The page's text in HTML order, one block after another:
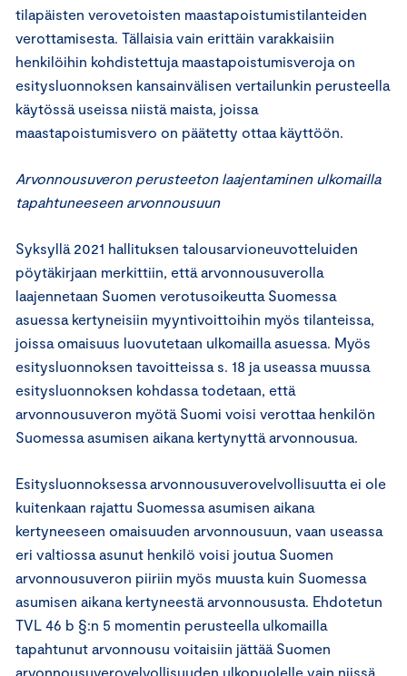
tilapäisten verovetoisten maastapoistumistilanteiden
verottamisesta. Tällaisia vain erittäin varakkaisiin
henkilöihin kohdistettuja maastapoistumisveroja on
esitysluonnoksen kansainvälisen vertailunkin perusteella
käytössä useissa niistä maista, joissa
maastapoistumisvero on päätetty ottaa käyttöön.
Arvonnousuveron perusteeton laajentaminen ulkomailla
tapahtuneeseen arvonnousuun
Syksyllä 2021 hallituksen talousarvioneuvotteluiden
pöytäkirjaan merkittiin, että arvonnousuverolla
laajennetaan Suomen verotusoikeutta Suomessa
asuessa kertyneisiin myyntivoittoihin myös tilanteissa,
joissa omaisuus luovutetaan ulkomailla asuessa. Myös
esitysluonnoksen tavoitteissa s. 18 ja useassa muussa
esitysluonnoksen kohdassa todetaan, että
arvonnousuveron myötä Suomi voisi verottaa henkilön
Suomessa asumisen aikana kertynyttä arvonnousua.
Esitysluonnoksessa arvonnousuverovelvollisuutta ei ole
kuitenkaan rajattu Suomessa asumisen aikana
kertyneeseen omaisuuden arvonnousuun, vaan useassa
eri valtiossa asunut henkilö voisi joutua Suomen
arvonnousuveron piiriin myös muusta kuin Suomessa
asumisen aikana kertyneestä arvonnoususta. Ehdotetun
TVL 46 b §:n 5 momentin perusteella ulkomailla
tapahtunut arvonnousu voitaisiin jättää Suomen
arvonnousuverovelvollisuuden ulkopuolelle vain niissä